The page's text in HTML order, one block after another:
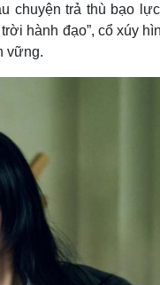
chuyện trả thù bạo
hành đạo”, cổ xúy
vững.